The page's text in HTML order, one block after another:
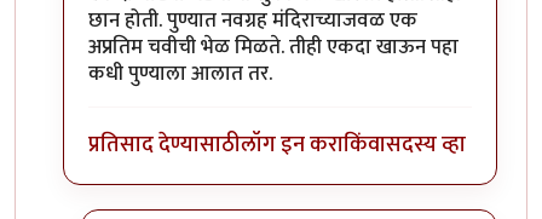
छान होती. पुण्यात नवग्रह मंदिराच्याजवळ एक
अप्रतिम चवीची भेळ मिळते. तीही एकदा खाऊन पहा
कधी पुण्याला आलात तर.
प्रतिसाद देण्यासाठीलॉग इन कराकिंवासदस्य व्हा